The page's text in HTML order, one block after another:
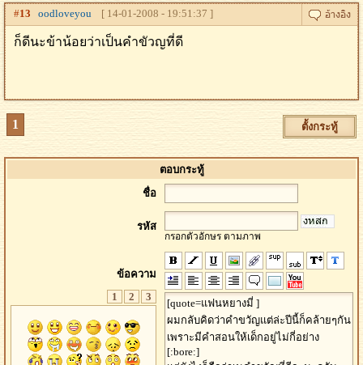
#13 oodloveyou [ 14-01-2008 - 19:51:37 ]
ก็ดีนะข้าน้อยว่าเป็นคำขัวญที่ดี
1 ตั้งกระทู้
ตอบกระทู้
ชื่อ
รหัส
กรอกตัวอักษร ตามภาพ
ข้อความ
1
2 3